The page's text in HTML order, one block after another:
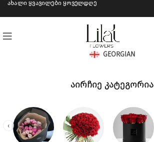
ახალი ყვავილები ყოველდღე
GEORGIAN
აირჩიე კატეგორია
‹